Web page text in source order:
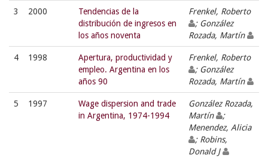
3 2000
Tendencias de la
distribución de ingresos en
los años noventa
Frenkel, Roberto
; González
Rozada, Martín
4 1998
Apertura, productividad y
empleo. Argentina en los
años 90
Frenkel, Roberto
; González
Rozada, Martín
5 1997
Wage dispersion and trade
in Argentina, 1974-1994
González Rozada,
Martín
;
Menendez, Alicia
; Robins,
Donald J